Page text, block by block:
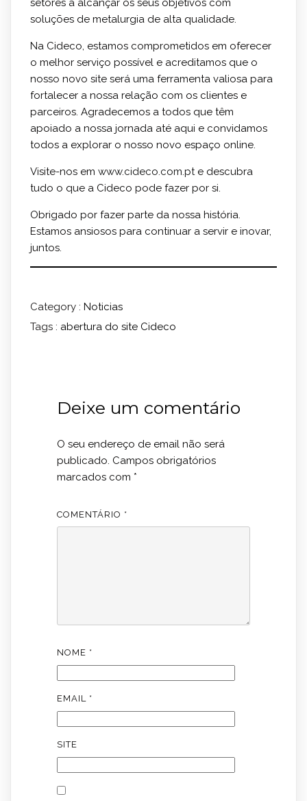
setores a alcançar os seus objetivos com
soluções de metalurgia de alta qualidade.
Na Cideco, estamos comprometidos em oferecer
o melhor serviço possível e acreditamos que o
nosso novo site será uma ferramenta valiosa para
fortalecer a nossa relação com os clientes e
parceiros. Agradecemos a todos que têm
apoiado a nossa jornada até aqui e convidamos
todos a explorar o nosso novo espaço online.
Visite-nos em www.cideco.com.pte descubra
tudo o que a Cideco pode fazer por si.
Obrigado por fazer parte da nossa história.
Estamos ansiosos para continuar a servir e inovar,
juntos.
Category : Noticias
Tags : abertura do site Cideco
Deixe um comentário
O seu endereço de email não será
publicado. Campos obrigatórios
marcados com *
COMENTÁRIO *
NOME *
EMAIL *
SITE